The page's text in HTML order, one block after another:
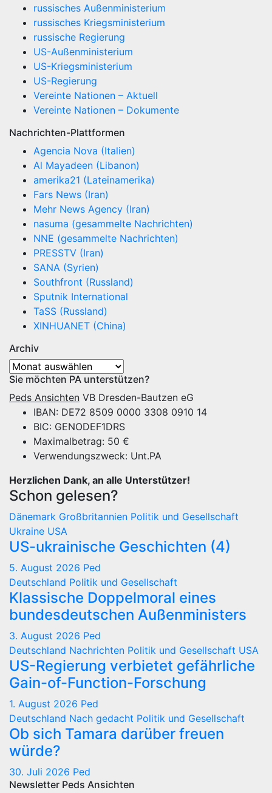
russisches Außenministerium
russisches Kriegsministerium
russische Regierung
US-Außenministerium
US-Kriegsministerium
US-Regierung
Vereinte Nationen – Aktuell
Vereinte Nationen – Dokumente
Nachrichten-Plattformen
Agencia Nova (Italien)
Al Mayadeen (Libanon)
amerika21 (Lateinamerika)
Fars News (Iran)
Mehr News Agency (Iran)
nasuma (gesammelte Nachrichten)
NNE (gesammelte Nachrichten)
PRESSTV (Iran)
SANA (Syrien)
Southfront (Russland)
Sputnik International
TaSS (Russland)
XINHUANET (China)
Archiv
Archiv
Sie möchten PA unterstützen?
Peds Ansichten VB Dresden-Bautzen eG
IBAN: DE72 8509 0000 3308 0910 14
BIC: GENODEF1DRS
Maximalbetrag: 50 €
Verwendungszweck: Unt.PA
Herzlichen Dank, an alle Unterstützer!
Schon gelesen?
Dänemark Großbritannien Politik und Gesellschaft
Ukraine USA
US-ukrainische Geschichten (4)
5. August 2026 Ped
Deutschland Politik und Gesellschaft
Klassische Doppelmoral eines
bundesdeutschen Außenministers
3. August 2026 Ped
Deutschland Nachrichten Politik und Gesellschaft USA
US-Regierung verbietet gefährliche
Gain-of-Function-Forschung
1. August 2026 Ped
Deutschland Nach gedacht Politik und Gesellschaft
Ob sich Tamara darüber freuen
würde?
30. Juli 2026 Ped
Newsletter Peds Ansichten